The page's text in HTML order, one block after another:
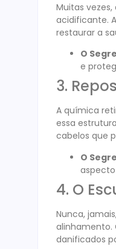
Muitas
acidificante.
restaurar a
O
e
3.
A química
essa
cabelos que
O
4. O
Nunca,
alinhamento.
danificados